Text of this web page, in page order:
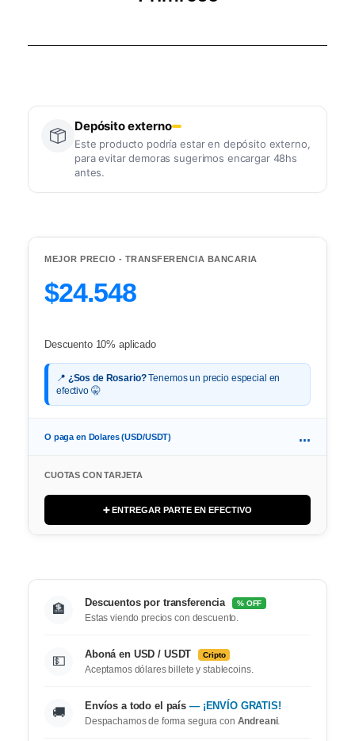
Depósito externo
Este producto podría estar en depósito externo,
para evitar demoras sugerimos encargar 48hs
antes.
MEJOR PRECIO - TRANSFERENCIA BANCARIA
$24.548
Descuento 10% aplicado
📍 ¿Sos de Rosario?Tenemos un precio especial en
efectivo 🤫
O paga en Dolares (USD/USDT) ...
CUOTAS CON TARJETA
➕ ENTREGAR PARTE EN EFECTIVO
🏦 Descuentos por transferencia % OFF
Estas viendo precios con descuento.
💵 Aboná en USD / USDT Cripto
Aceptamos dólares billete y stablecoins.
🚚 Envíos a todo el país — ¡ENVÍO GRATIS!
Despachamos de forma segura con Andreani.